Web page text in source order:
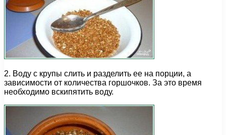
2. Воду с крупы слить и разделить ее на порции, а
зависимости от количества горшочков. За это время
необходимо вскипятить воду.